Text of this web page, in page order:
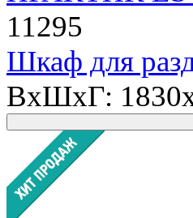
11295
Шкаф для
ВхШхГ: